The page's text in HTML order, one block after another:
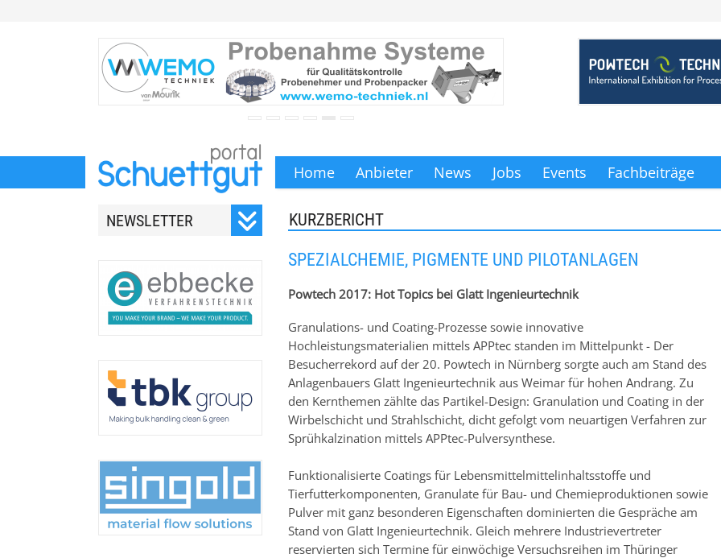
Home Anbieter News Jobs Events Fachbeiträge
NEWSLETTER
Newsletter.
Ihre Adresse wird nicht an
Dritte weitergegeben.
Zu unseren Datenschutz-
Bestimmungen.
KURZBERICHT
SPEZIALCHEMIE, PIGMENTE UND PILOTANLAGEN
Powtech 2017: Hot Topics bei Glatt Ingenieurtechnik
Granulations- und Coating-Prozesse sowie innovative
Hochleistungsmaterialien mittels APPtec standen im Mittelpunkt - Der
Besucherrekord auf der 20. Powtech in Nürnberg sorgte auch am Stand des
Anlagenbauers Glatt Ingenieurtechnik aus Weimar für hohen Andrang. Zu
den Kernthemen zählte das Partikel-Design: Granulation und Coating in der
Wirbelschicht und Strahlschicht, dicht gefolgt vom neuartigen Verfahren zur
Sprühkalzination mittels APPtec-Pulversynthese.
Funktionalisierte Coatings für Lebensmittelmittelinhaltsstoffe und
Tierfutterkomponenten, Granulate für Bau- und Chemieproduktionen sowie
Pulver mit ganz besonderen Eigenschaften dominierten die Gespräche am
Stand von Glatt Ingenieurtechnik. Gleich mehrere Industrievertreter
reservierten sich Termine für einwöchige Versuchsreihen im Thüringer